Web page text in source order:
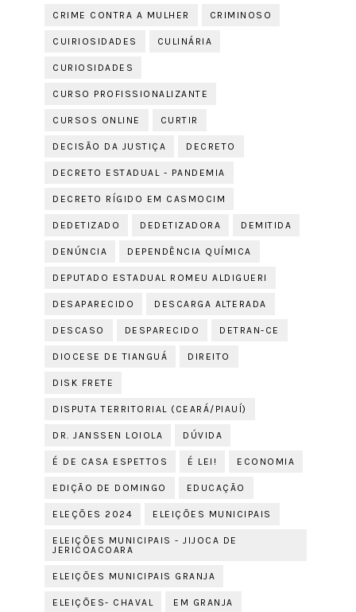
CRIME CONTRA A MULHER CRIMINOSO
CUIRIOSIDADES CULINÁRIA
CURIOSIDADES
CURSO PROFISSIONALIZANTE
CURSOS ONLINE CURTIR
DECISÃO DA JUSTIÇA DECRETO
DECRETO ESTADUAL - PANDEMIA
DECRETO RÍGIDO EM CASMOCIM
DEDETIZADO DEDETIZADORA DEMITIDA
DENÚNCIA DEPENDÊNCIA QUÍMICA
DEPUTADO ESTADUAL ROMEU ALDIGUERI
DESAPARECIDO DESCARGA ALTERADA
DESCASO DESPARECIDO DETRAN-CE
DIOCESE DE TIANGUÁ DIREITO
DISK FRETE
DISPUTA TERRITORIAL (CEARÁ/PIAUÍ)
DR. JANSSEN LOIOLA DÚVIDA
É DE CASA ESPETTOS É LEI! ECONOMIA
EDIÇÃO DE DOMINGO EDUCAÇÃO
ELEÇÕES 2024 ELEIÇÕES MUNICIPAIS
ELEIÇÕES MUNICIPAIS - JIJOCA DE
JERICOACOARA
ELEIÇÕES MUNICIPAIS GRANJA
ELEIÇÕES- CHAVAL EM GRANJA